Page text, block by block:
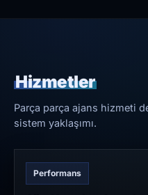
Hizmetler
Parça parça ajans hizmeti
sistem yaklaşımı.
Performans